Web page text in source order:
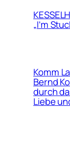
„I’m
Komm
Bernd
durch
Liebe